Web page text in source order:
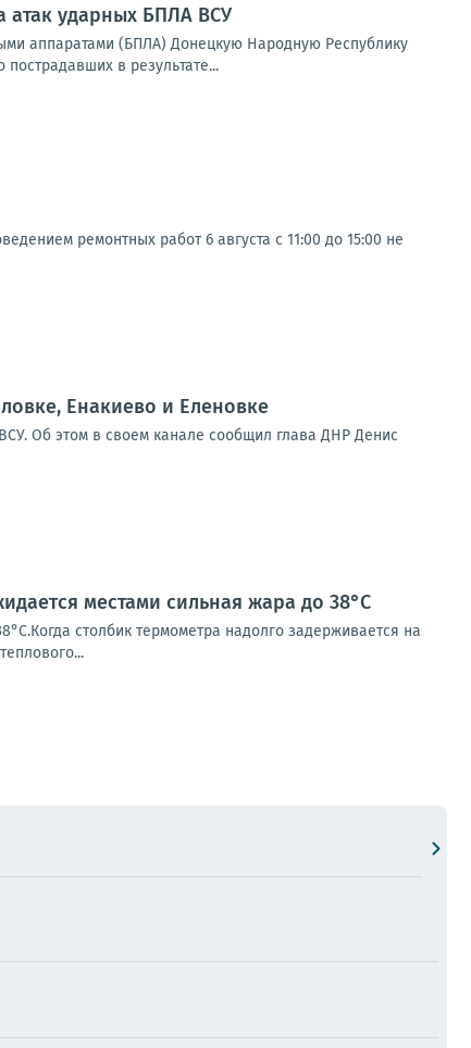
атак ударных БПЛА ВСУ
аппаратами (БПЛА) Донецкую Народную Республику
в результате...
ремонтных работ 6 августа с 11:00 до 15:00 не
Енакиево и Еленовке
Об этом в своем канале сообщил глава ДНР Денис
местами сильная жара до 38°С
столбик термометра надолго задерживается на